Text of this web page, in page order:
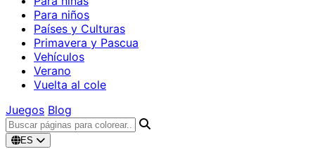
Para niños
Países y Culturas
Primavera y Pascua
Vehículos
Verano
Vuelta al cole
Juegos Blog
ES